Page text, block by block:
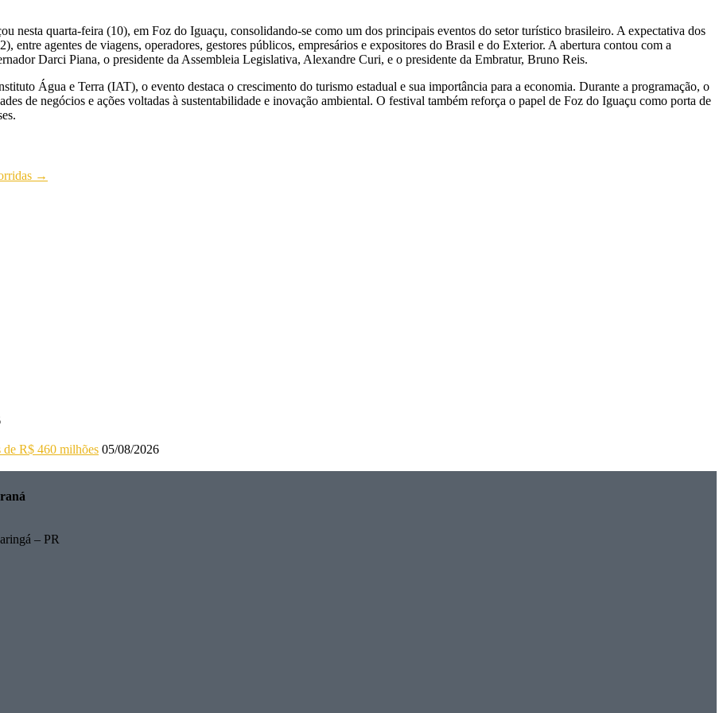
nesta quarta-feira (10), em Foz do Iguaçu, consolidando-se como um dos principais eventos do setor turístico brasileiro. A expectativa dos
entre agentes de viagens, operadores, gestores públicos, empresários e expositores do Brasil e do Exterior. A abertura contou com a
Darci Piana, o presidente da Assembleia Legislativa, Alexandre Curi, e o presidente da Embratur, Bruno Reis.
Água e Terra (IAT), o evento destaca o crescimento do turismo estadual e sua importância para a economia. Durante a programação, o
de negócios e ações voltadas à sustentabilidade e inovação ambiental. O festival também reforça o papel de Foz do Iguaçu como porta de
→
de R$ 460 milhões 05/08/2026
– PR